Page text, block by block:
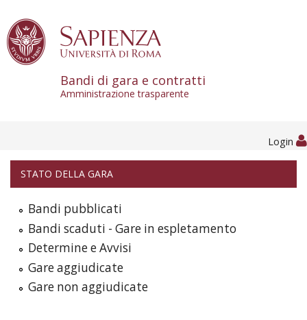
Bandi di gara e contratti
Amministrazione trasparente
Login
STATO DELLA GARA
Bandi pubblicati
Bandi scaduti - Gare in espletamento
Determine e Avvisi
Gare aggiudicate
Gare non aggiudicate